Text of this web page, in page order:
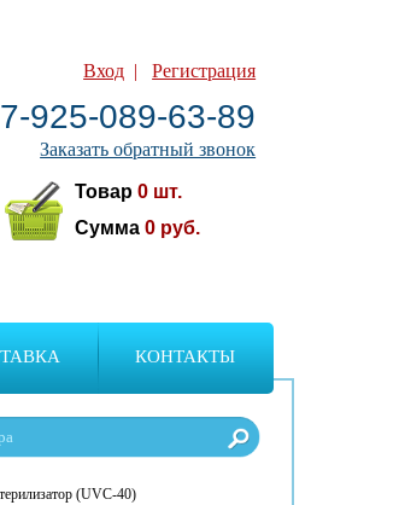
Вход |Регистрация
925-089-63-89
Заказать обратный звонок
Товар0 шт.
Сумма0 руб.
КОНТАКТЫ
(UVC-40)